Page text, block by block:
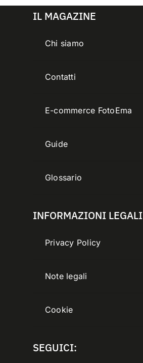
IL MAGAZINE
Chi siamo
Contatti
E-commerce FotoEma
Guide
Glossario
INFORMAZIONI LEGALI
Privacy Policy
Note legali
Cookie
SEGUICI: